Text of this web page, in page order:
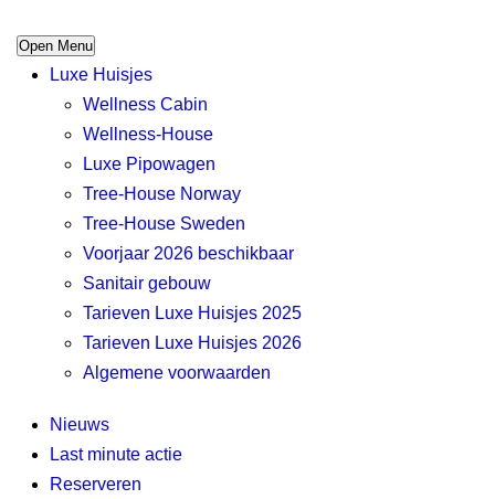
Open Menu
Luxe Huisjes
Wellness Cabin
Wellness-House
Luxe Pipowagen
Tree-House Norway
Tree-House Sweden
Voorjaar 2026 beschikbaar
Sanitair gebouw
Tarieven Luxe Huisjes 2025
Tarieven Luxe Huisjes 2026
Algemene voorwaarden
Nieuws
Last minute actie
Reserveren